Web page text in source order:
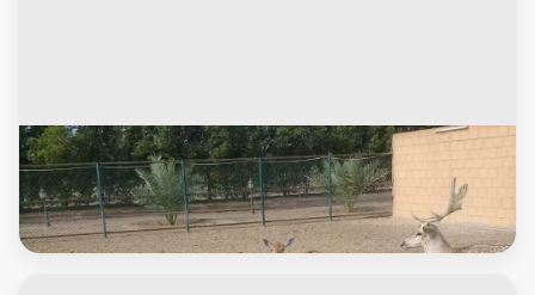
حيوانات اخرى
العبدلي ق١ مزرعة ١٩